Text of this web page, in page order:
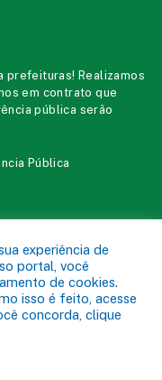
prefeituras! Realizamos
em contrato que
pública serão
Pública
Acessar o Webmail
experiência de
portal, você
de cookies.
isso é feito, acesse
concorda, clique